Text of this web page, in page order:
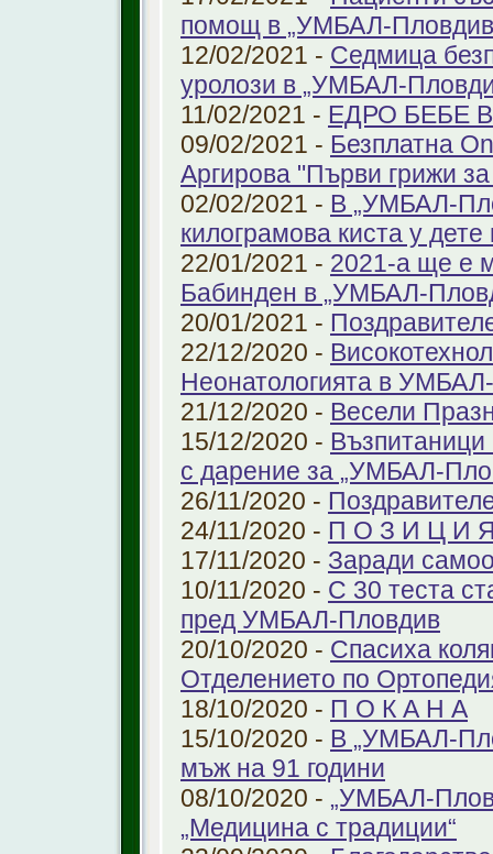
помощ в „УМБАЛ-
12/02/2021 - Седмица
уролози в „УМБАЛ-
11/02/2021 - ЕДРО БЕБЕ
09/02/2021 - Безплатна
Аргирова "Първи грижи
02/02/2021 - В „УМБАЛ-
килограмова киста у дете
22/01/2021 - 2021-а ще е
Бабинден в „УМБАЛ-
20/01/2021 -
22/12/2020 -
Неонатологията в
21/12/2020 - Весели
15/12/2020 -
с дарение за „УМБАЛ-
26/11/2020 -
24/11/2020 - П О З И Ц И
17/11/2020 - Заради
10/11/2020 - С 30 теста
пред УМБАЛ-Пловдив
20/10/2020 - Спасиха
Отделението по
18/10/2020 - П О К А Н А
15/10/2020 - В „УМБАЛ-
мъж на 91 години
08/10/2020 - „УМБАЛ-
„Медицина с традиции“